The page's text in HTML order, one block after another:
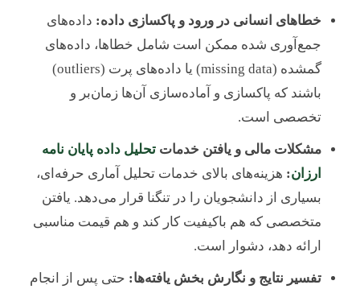
خطاهای انسانی در ورود و پاکسازی داده: داده‌های
جمع‌آوری شده ممکن است شامل خطاها، داده‌های
گمشده (missing data) یا داده‌های پرت (outliers)
باشند که پاکسازی و آماده‌سازی آن‌ها زمان‌بر و
تخصصی است.
مشکلات مالی و یافتن خدمات تحلیل داده پایان نامه
ارزان: هزینه‌های بالای خدمات تحلیل آماری حرفه‌ای،
بسیاری از دانشجویان را در تنگنا قرار می‌دهد. یافتن
متخصصی که هم باکیفیت کار کند و هم قیمت مناسبی
ارائه دهد، دشوار است.
تفسیر نتایج و نگارش بخش یافته‌ها: حتی پس از انجام